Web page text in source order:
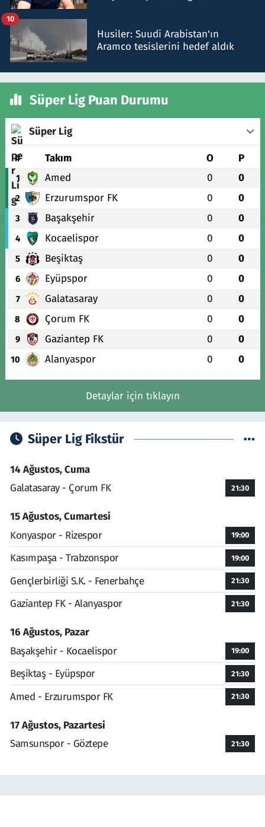
Husiler: Suudi Arabistan'ın
Aramco tesislerini hedef aldık
10
Süper Lig Puan Durumu
Süper Lig
# Takım O P
1 Amed 0 0
2 Erzurumspor FK 0 0
3 Başakşehir 0 0
4 Kocaelispor 0 0
5 Beşiktaş 0 0
6 Eyüpspor 0 0
7 Galatasaray 0 0
8 Çorum FK 0 0
9 Gaziantep FK 0 0
10 Alanyaspor 0 0
Detaylar için tıklayın
Süper Lig Fikstür
14 Ağustos, Cuma
Galatasaray - Çorum FK
21:30
15 Ağustos, Cumartesi
Konyaspor - Rizespor
19:00
Kasımpaşa - Trabzonspor 19:00
Gençlerbirliği S.K. - Fenerbahçe 21:30
Gaziantep FK - Alanyaspor 21:30
16 Ağustos, Pazar
Başakşehir - Kocaelispor
19:00
Beşiktaş - Eyüpspor 21:30
Amed - Erzurumspor FK 21:30
17 Ağustos, Pazartesi
Samsunspor - Göztepe
21:30